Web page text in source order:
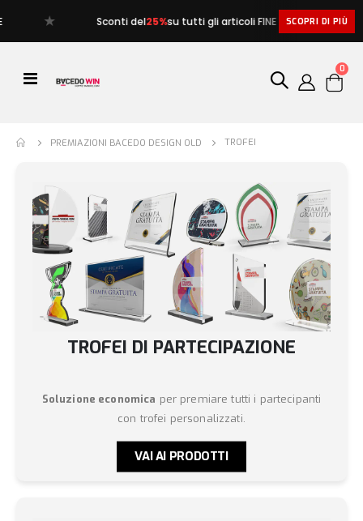
Sconti del25%su tutti gli articoli FINE SERIE ★
SCOPRI DI PIÙ
Toggle
Cart
0
PREMIAZIONI BACEDO DESIGN OLD TROFEI
TROFEI DI PARTECIPAZIONE
Soluzione economica per premiare tutti i partecipanti
con trofei personalizzati.
VAI AI PRODOTTI